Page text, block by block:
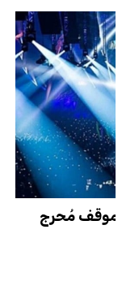
لموقف مُحرج